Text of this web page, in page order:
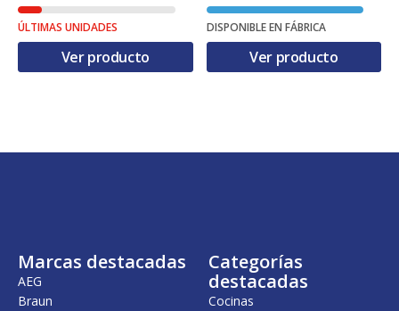
ÚLTIMAS UNIDADES
Ver producto
DISPONIBLE EN FÁBRICA
Ver producto
Marcas destacadas
AEG
Braun
Categorías
destacadas
Cocinas